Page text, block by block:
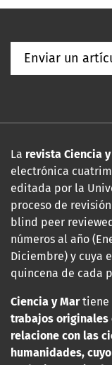
Enviar un
La revista Ciencia y
electrónica
editada por la
proceso de
blind peer
números al año
Diciembre) y cuya
quincena de cada
Ciencia y Martiene
trabajos
relacione con las
humanidades,